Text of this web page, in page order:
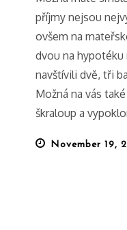
příjmy nejsou
ovšem na
dvou na hypotéku
navštívili dvě, tři
Možná na vás
škraloup a
Posted
November 19,